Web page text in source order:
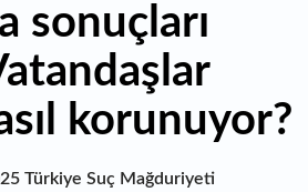
sonuçları
korunuyor?
Türkiye Suç Mağduriyeti